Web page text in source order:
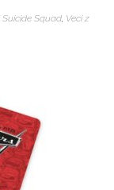
Squad, Veci z